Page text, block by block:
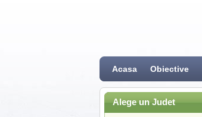
Acasa Obiective
Alege un Judet